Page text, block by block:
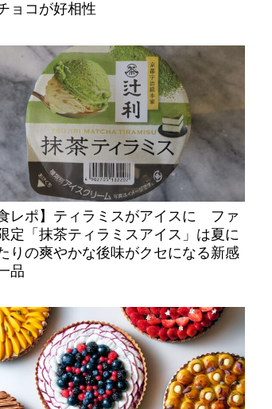
ョコが好相性
食レポ】ティラミスがアイスに ファ
定「抹茶ティラミスアイス」は夏に
りの爽やかな後味がクセになる新感
品